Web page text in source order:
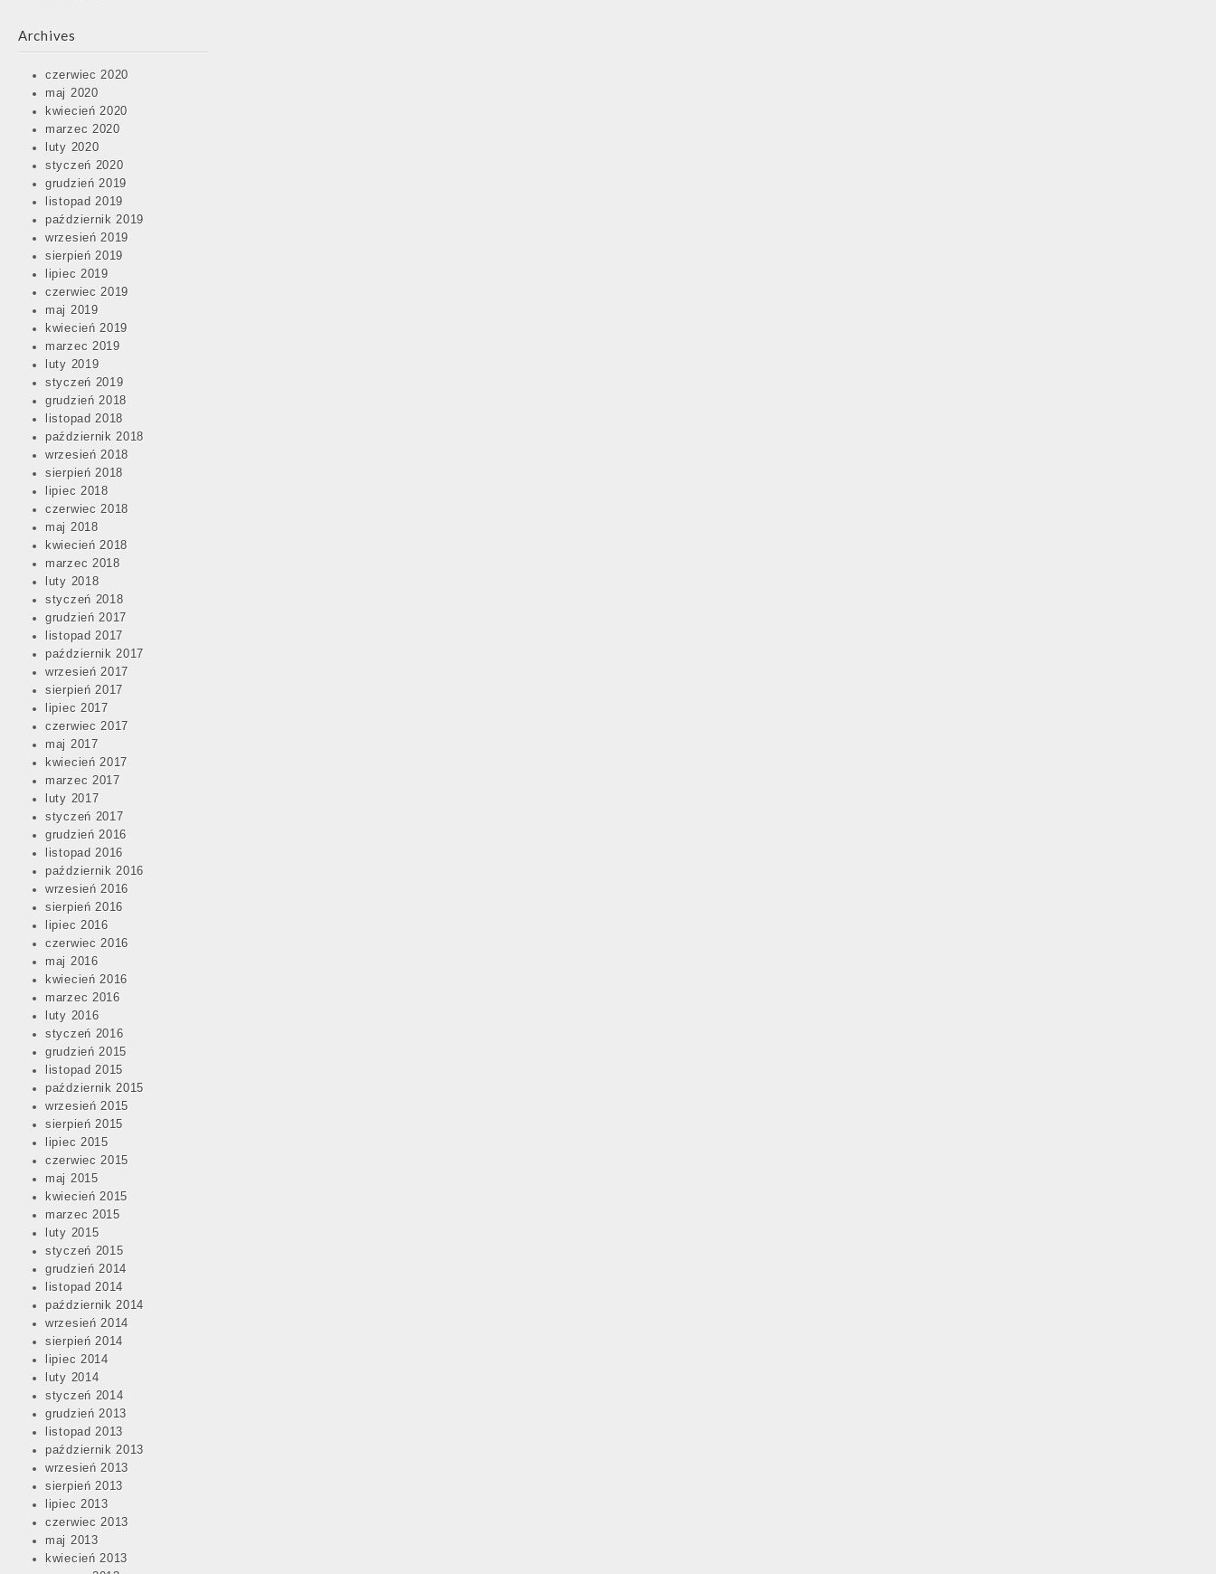
Archives
czerwiec 2020
maj 2020
kwiecień 2020
marzec 2020
luty 2020
styczeń 2020
grudzień 2019
listopad 2019
październik 2019
wrzesień 2019
sierpień 2019
lipiec 2019
czerwiec 2019
maj 2019
kwiecień 2019
marzec 2019
luty 2019
styczeń 2019
grudzień 2018
listopad 2018
październik 2018
wrzesień 2018
sierpień 2018
lipiec 2018
czerwiec 2018
maj 2018
kwiecień 2018
marzec 2018
luty 2018
styczeń 2018
grudzień 2017
listopad 2017
październik 2017
wrzesień 2017
sierpień 2017
lipiec 2017
czerwiec 2017
maj 2017
kwiecień 2017
marzec 2017
luty 2017
styczeń 2017
grudzień 2016
listopad 2016
październik 2016
wrzesień 2016
sierpień 2016
lipiec 2016
czerwiec 2016
maj 2016
kwiecień 2016
marzec 2016
luty 2016
styczeń 2016
grudzień 2015
listopad 2015
październik 2015
wrzesień 2015
sierpień 2015
lipiec 2015
czerwiec 2015
maj 2015
kwiecień 2015
marzec 2015
luty 2015
styczeń 2015
grudzień 2014
listopad 2014
październik 2014
wrzesień 2014
sierpień 2014
lipiec 2014
luty 2014
styczeń 2014
grudzień 2013
listopad 2013
październik 2013
wrzesień 2013
sierpień 2013
lipiec 2013
czerwiec 2013
maj 2013
kwiecień 2013